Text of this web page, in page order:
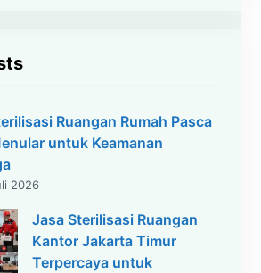
Ruangan Rumah Pasca
untuk Keamanan
2026
Jasa Sterilisasi Ruangan
Kantor Jakarta Timur
Terpercaya untuk